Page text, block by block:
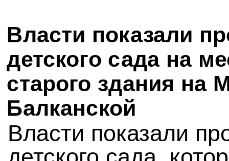
Власти показали
детского сада на
старого здания на
Балканской
Власти показали